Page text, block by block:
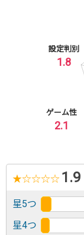
2.1
ゲーム性
1.8
設定判別
★☆☆☆☆ 1.9
星5つ
星4つ